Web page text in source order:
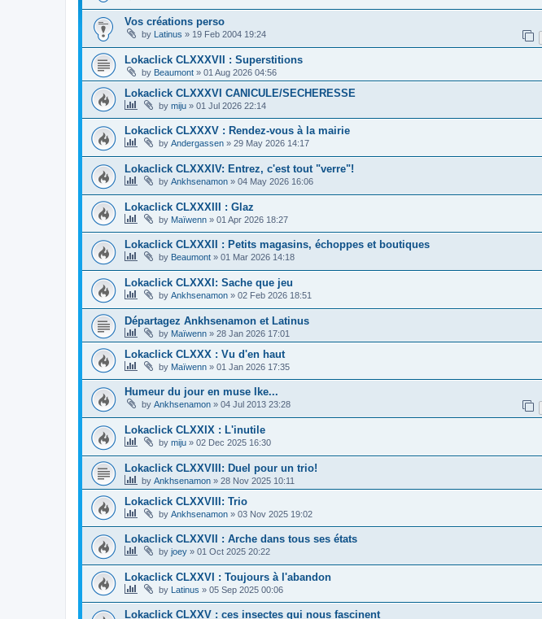
Vos créations perso
by Latinus » 19 Feb 2004 19:24
Lokaclick CLXXXVII : Superstitions
by Beaumont » 01 Aug 2026 04:56
Lokaclick CLXXXVI CANICULE/SECHERESSE
by miju » 01 Jul 2026 22:14
Lokaclick CLXXXV : Rendez-vous à la mairie
by Andergassen » 29 May 2026 14:17
Lokaclick CLXXXIV: Entrez, c'est tout "verre"!
by Ankhsenamon » 04 May 2026 16:06
Lokaclick CLXXXIII : Glaz
by Maïwenn » 01 Apr 2026 18:27
Lokaclick CLXXXII : Petits magasins, échoppes et boutiques
by Beaumont » 01 Mar 2026 14:18
Lokaclick CLXXXI: Sache que jeu
by Ankhsenamon » 02 Feb 2026 18:51
Départagez Ankhsenamon et Latinus
by Maïwenn » 28 Jan 2026 17:01
Lokaclick CLXXX : Vu d'en haut
by Maïwenn » 01 Jan 2026 17:35
Humeur du jour en muse Ike...
by Ankhsenamon » 04 Jul 2013 23:28
Lokaclick CLXXIX : L'inutile
by miju » 02 Dec 2025 16:30
Lokaclick CLXXVIII: Duel pour un trio!
by Ankhsenamon » 28 Nov 2025 10:11
Lokaclick CLXXVIII: Trio
by Ankhsenamon » 03 Nov 2025 19:02
Lokaclick CLXXVII : Arche dans tous ses états
by joey » 01 Oct 2025 20:22
Lokaclick CLXXVI : Toujours à l'abandon
by Latinus » 05 Sep 2025 00:06
Lokaclick CLXXV : ces insectes qui nous fascinent